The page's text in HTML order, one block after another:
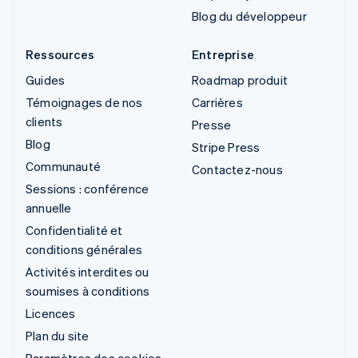
Blog du développeur
Ressources
Guides
Témoignages de nos
clients
Blog
Communauté
Sessions : conférence
annuelle
Confidentialité et
conditions générales
Activités interdites ou
soumises à conditions
Licences
Plan du site
Entreprise
Roadmap produit
Carrières
Presse
Stripe Press
Contactez-nous